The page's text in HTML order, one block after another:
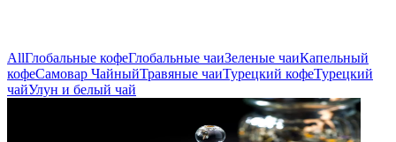
AllГлобальные кофеГлобальные чаиЗеленые чаиКапельный
кофеСамовар ЧайныйТравяные чаиТурецкий кофеТурецкий
чайУлун и белый чай